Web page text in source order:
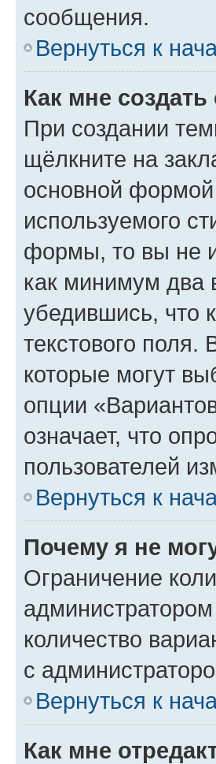
сообщения.
Вернуться к
Как мне
При создании
щёлкните на
основной
используемого
формы, то вы не
как минимум два
убедившись, что
текстового поля.
которые могут
опции
означает, что
пользователей
Вернуться к
Почему я не
Ограничение
количество
с
Вернуться к
Как мне